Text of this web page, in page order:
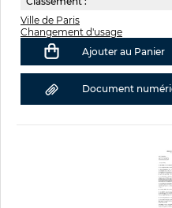
Ville de Paris
Changement d'usage
Ajouter au Panier
Document